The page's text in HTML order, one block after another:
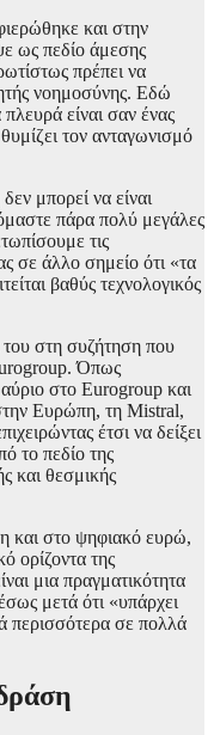
και στην
ως πεδίο άμεσης
πρέπει να
νοημοσύνης. Εδώ
είναι σαν ένας
τον ανταγωνισμό
μπορεί να είναι
πάρα πολύ μεγάλες
τις
σε άλλο σημείο ότι «τα
βαθύς τεχνολογικός
του στη συζήτηση που
Όπως
στο Eurogroup και
Ευρώπη, τη Mistral,
έτσι να δείξει
το πεδίο της
και θεσμικής
και στο ψηφιακό ευρώ,
ορίζοντα της
μια πραγματικότητα
μετά ότι «υπάρχει
περισσότερα σε πολλά